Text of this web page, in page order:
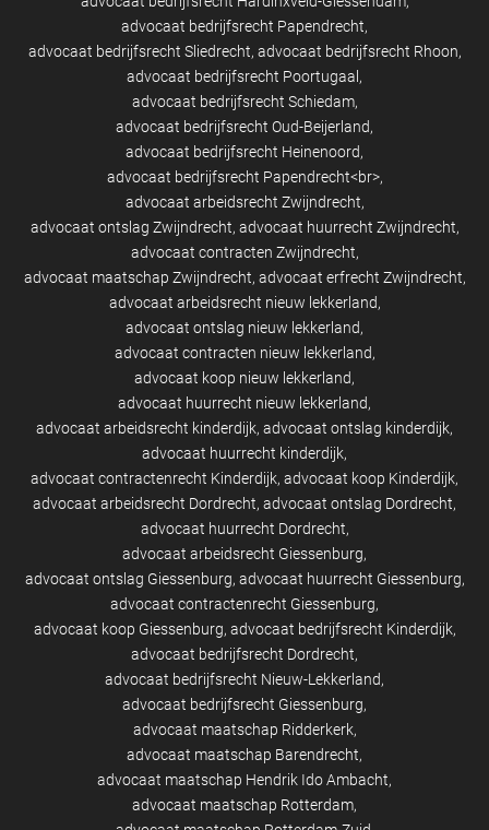
advocaat bedrijfsrecht Papendrecht
advocaat bedrijfsrecht Sliedrecht advocaat bedrijfsrecht Rhoon
advocaat bedrijfsrecht Poortugaal
advocaat bedrijfsrecht Schiedam
advocaat bedrijfsrecht Oud-Beijerland
advocaat bedrijfsrecht Heinenoord
advocaat bedrijfsrecht Papendrecht<br>
advocaat arbeidsrecht Zwijndrecht
advocaat ontslag Zwijndrecht advocaat huurrecht Zwijndrecht
advocaat contracten Zwijndrecht
advocaat maatschap Zwijndrecht advocaat erfrecht Zwijndrecht
advocaat arbeidsrecht nieuw lekkerland
advocaat ontslag nieuw lekkerland
advocaat contracten nieuw lekkerland
advocaat koop nieuw lekkerland
advocaat huurrecht nieuw lekkerland
advocaat arbeidsrecht kinderdijk advocaat ontslag kinderdijk
advocaat huurrecht kinderdijk
advocaat contractenrecht Kinderdijk advocaat koop Kinderdijk
advocaat arbeidsrecht Dordrecht advocaat ontslag Dordrecht
advocaat huurrecht Dordrecht
advocaat arbeidsrecht Giessenburg
advocaat ontslag Giessenburg advocaat huurrecht Giessenburg
advocaat contractenrecht Giessenburg
advocaat koop Giessenburg advocaat bedrijfsrecht Kinderdijk
advocaat bedrijfsrecht Dordrecht
advocaat bedrijfsrecht Nieuw-Lekkerland
advocaat bedrijfsrecht Giessenburg
advocaat maatschap Ridderkerk
advocaat maatschap Barendrecht
advocaat maatschap Hendrik Ido Ambacht
advocaat maatschap Rotterdam